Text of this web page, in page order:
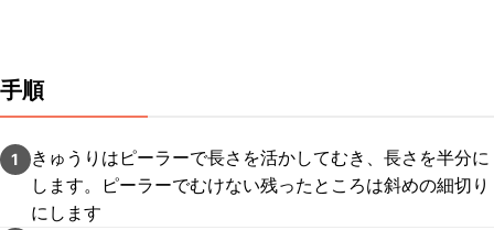
手順
1
きゅうりはピーラーで長さを活かしてむき、長さを半分に
します。ピーラーでむけない残ったところは斜めの細切り
にします